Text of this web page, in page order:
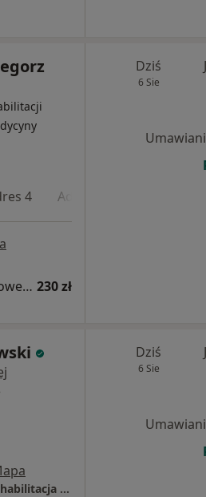
4 Adres 5
Konsultacja lekarza medycyny sportowej (pierwsza wizyta) 230 zł
Dziś
6 Sie
NORMOTONIA Będzin | Fizjoterapia i Rehabilitacja | Neurologia Funkcjonalna PDTR | Psychologia i Psychoterapia Somatyczna | Naturoterapia |
Dziś
6 Sie